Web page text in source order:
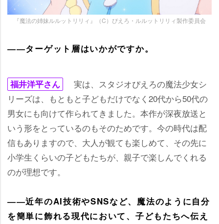
『魔法の姉妹ルルットリリィ』（C）ぴえろ・ルルットリリィ製作委員会
――ターゲット層はいかがですか。
福井洋平さん
実は、スタジオぴえろの魔法少女シ
リーズは、もともと子どもだけでなく20代から50代の
男女にも向けて作られてきました。本作が深夜放送と
いう形をとっているのもそのためです。今の時代は配
信もありますので、大人が観ても楽しめて、その先に
小学生くらいの子どもたちが、親子で楽しんでくれる
のが理想です。
――近年のAI技術やSNSなど、魔法のように自分
を簡単に飾れる現代において、子どもたちへ伝え